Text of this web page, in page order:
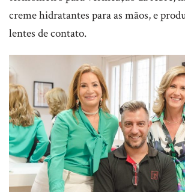
creme hidratantes para as mãos, e
lentes de contato.